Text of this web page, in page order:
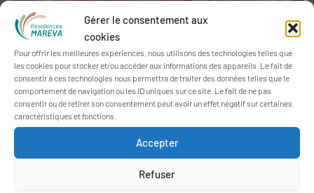
Gérer le consentement aux
cookies
Pour offrir les meilleures expériences, nous utilisons des technologies telles que
les cookies pour stocker et/ou accéder aux informations des appareils. Le fait de
consentir à ces technologies nous permettra de traiter des données telles que le
comportement de navigation ou les ID uniques sur ce site. Le fait de ne pas
consentir ou de retirer son consentement peut avoir un effet négatif sur certaines
caractéristiques et fonctions.
Accepter
Refuser